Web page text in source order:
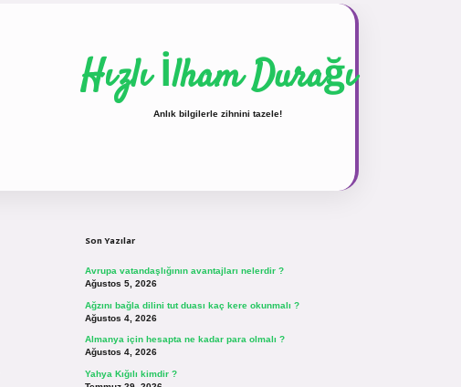
Hızlı İlham Durağı
Anlık bilgilerle zihnini tazele!
Son Yazılar
Avrupa vatandaşlığının avantajları nelerdir ?
Ağustos 5, 2026
Ağzını bağla dilini tut duası kaç kere okunmalı ?
Ağustos 4, 2026
Almanya için hesapta ne kadar para olmalı ?
Ağustos 4, 2026
Yahya Kığılı kimdir ?